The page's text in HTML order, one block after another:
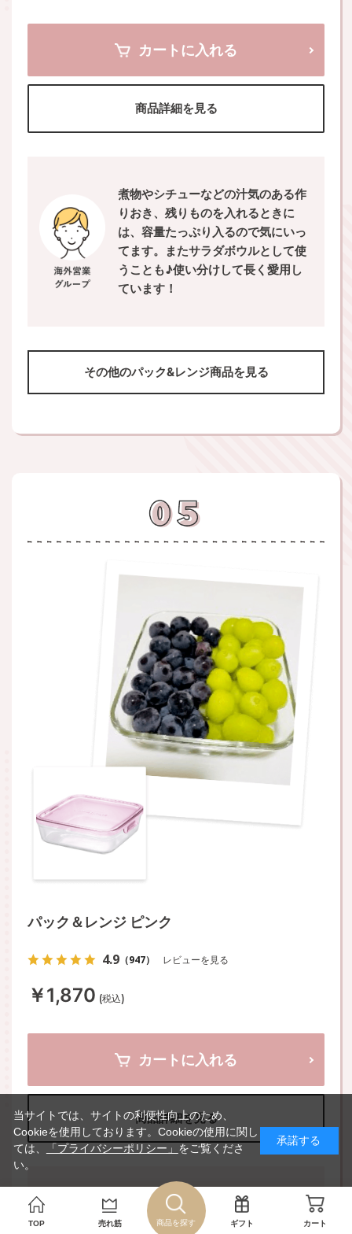
TOP 売れ筋 商品を探す ギフト カート
カートに入れる
商品詳細を見る
煮物やシチューなどの汁気のある作
りおき、残りものを入れるときに
は、容量たっぷり入るので気にいっ
てます。またサラダボウルとして使
うことも♪使い分けして長く愛用し
ています！
その他のパック&レンジ商品を見る
パック＆レンジ ピンク
4.9 （947） レビューを見る
￥1,870 (税込)
カートに入れる
商品詳細を見る
本当に使いやすい大きさ！
フルーツを入れたり、フレンチトー
当サイトでは、サイトの利便性向上のため、
Cookieを使用しております。Cookieの使用に関し
ては、
「プライバシーポリシー」 をご覧くださ
い。
承諾する